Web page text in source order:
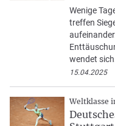
Wenige
treffen
wendet
15.04.2025
Weltklasse